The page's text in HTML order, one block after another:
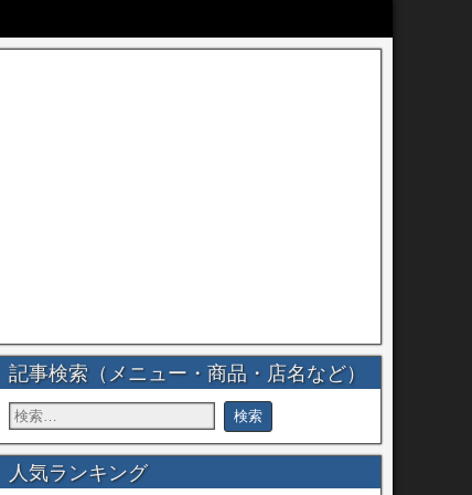
記事検索（メニュー・商品・店名など）
人気ランキング